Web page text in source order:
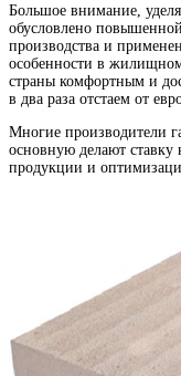
Большое внимание,
обусловлено
производства и
особенности в
страны комфортным и
в два раза отстаем от
Многие производители
основную делают
продукции и